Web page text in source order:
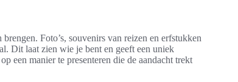
Foto’s, souvenirs van reizen en erfstukken
Dit laat zien wie je bent en geeft een uniek
een manier te presenteren die de aandacht trekt